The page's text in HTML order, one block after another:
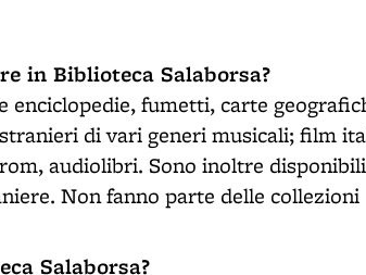
in Biblioteca Salaborsa?
fumetti, carte
di vari generi musicali; film
audiolibri. Sono inoltre
Non fanno parte delle collezioni
Salaborsa?